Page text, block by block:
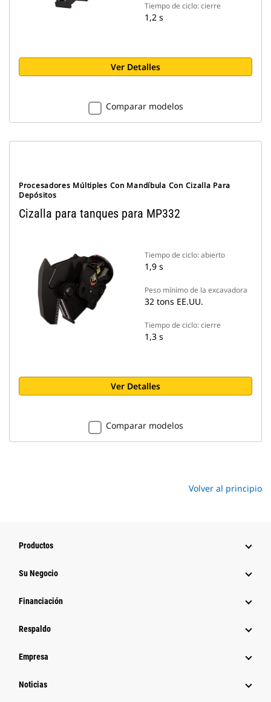
Tiempo de ciclo: cierre
1,2 s
Ver Detalles
Comparar modelos
Procesadores Múltiples Con Mandíbula Con Cizalla Para
Depósitos
Cizalla para tanques para MP332
Tiempo de ciclo: abierto
1,9 s
Peso mínimo de la excavadora
32 tons EE.UU.
Tiempo de ciclo: cierre
1,3 s
Ver Detalles
Comparar modelos
Volver al principio
Productos
Su Negocio
Financiación
Respaldo
Empresa
Noticias